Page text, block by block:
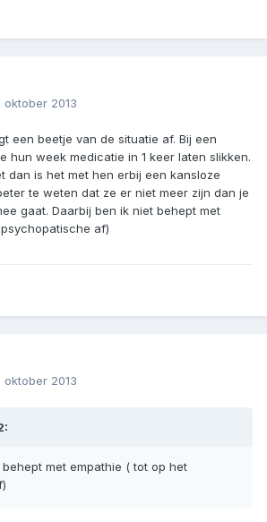
oktober 2013
een beetje van de situatie af. Bij een
hun week medicatie in 1 keer laten slikken.
dan is het met hen erbij een kansloze
te weten dat ze er niet meer zijn dan je
gaat. Daarbij ben ik niet behept met
af)
oktober 2013
met empathie ( tot op het